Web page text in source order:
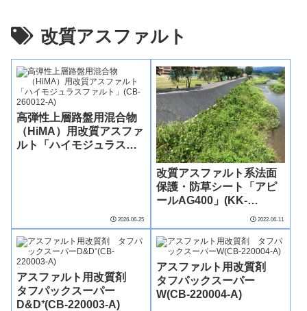
改質アスファルト
高弾性上層路盤用混合物
（HiMA）用改質アスファ
ルト「ハイモジュラスフ
2026-06-25
改質アスファルト系法面
保護・防草シート「アピ
ールAG400」(KK-
2022-06-11
アスファルト用改質剤
タフパックスーパー
D&D⁺(CB-220003-A)
アスファルト用改質剤
タフパックスーパー
W(CB-220004-A)